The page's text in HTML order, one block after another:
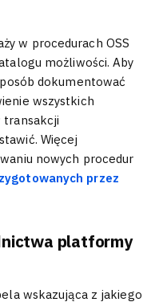
w procedurach OSS
możliwości. Aby
dokumentować
wszystkich
transakcji
Więcej
nowych procedur
przez
platformy
wskazująca z jakiego